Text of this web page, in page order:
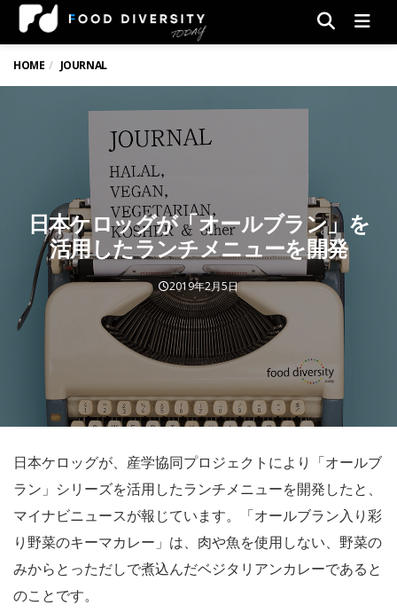
HOME JOURNAL
日本ケロッグが「オールブラン」を
活用したランチメニューを開発
2019年2月5日
日本ケロッグが、産学協同プロジェクトにより「オールブ
ラン」シリーズを活用したランチメニューを開発したと、
マイナビニュースが報じています。「オールブラン入り彩
り野菜のキーマカレー」は、肉や魚を使用しない、野菜の
みからとっただしで煮込んだベジタリアンカレーであると
のことです。